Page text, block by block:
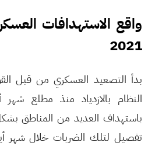
واقع الاستهدافات
2021
بدأ التصعيد العسكري من قبل
باستهداف العديد من المناطق
تفصيل لتلك الضربات خلال شهر